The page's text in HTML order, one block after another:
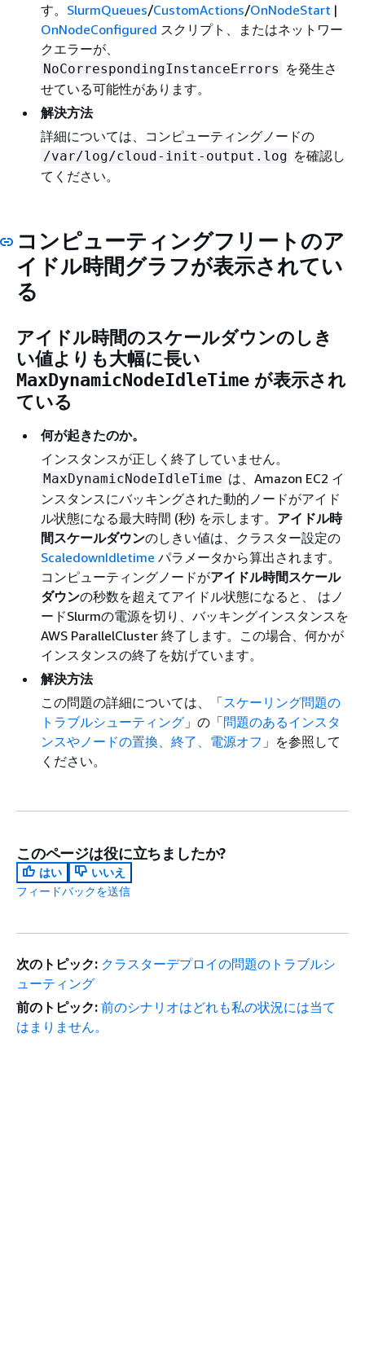
す。 SlurmQueues/CustomActions/OnNodeStart |
OnNodeConfigured スクリプト、またはネットワー
クエラーが、
NoCorrespondingInstanceErrors を発生さ
せている可能性があります。
解決方法
詳細については、コンピューティングノードの
/var/log/cloud-init-output.log を確認し
てください。
コンピューティングフリートのア
イドル時間グラフが表示されてい
る
アイドル時間のスケールダウンのしき
い値よりも大幅に長い
MaxDynamicNodeIdleTime が表示され
ている
何が起きたのか。
インスタンスが正しく終了していません。
MaxDynamicNodeIdleTime は、Amazon EC2 イ
ンスタンスにバッキングされた動的ノードがアイド
ル状態になる最大時間 (秒) を示します。 アイドル時
間スケールダウンのしきい値は、クラスター設定の
ScaledownIdletime パラメータから算出されます。
コンピューティングノードがアイドル時間スケール
ダウンの秒数を超えてアイドル状態になると、 はノ
ードSlurmの電源を切り、バッキングインスタンスを
AWS ParallelCluster 終了します。この場合、何かが
インスタンスの終了を妨げています。
解決方法
この問題の詳細については、「スケーリング問題の
トラブルシューティング 」の「問題のあるインスタ
ンスやノードの置換、終了、電源オフ 」を参照して
ください。
このページは役に立ちましたか?
はい
いいえ
フィードバックを送信
次のトピック: クラスターデプロイの問題のトラブルシ
ューティング
前のトピック: 前のシナリオはどれも私の状況には当て
はまりません。